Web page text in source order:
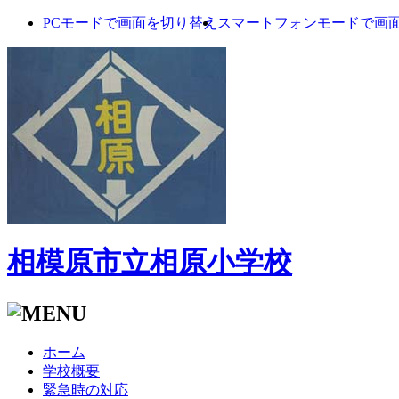
PCモードで画面を切り替え スマートフォンモードで画
相模原市立相原小学校
ホーム
学校概要
緊急時の対応